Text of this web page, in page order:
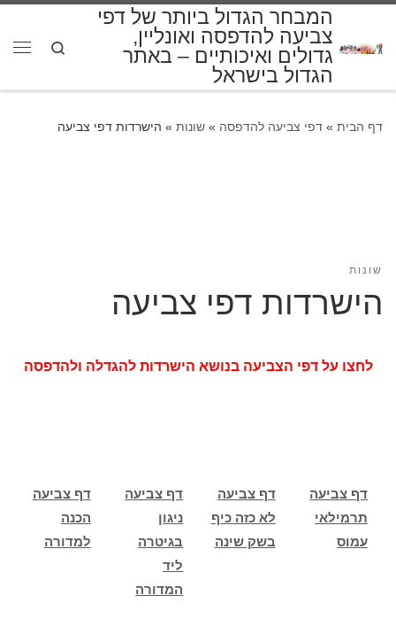
המבחר הגדול ביותר של דפי
צביעה להדפסה ואונליין,
גדולים ואיכותיים – באתר
הגדול בישראל
Search
דף הבית » דפי צביעה להדפסה » שונות » הישרדות דפי צביעה
שונות
הישרדות דפי צביעה
לחצו על דפי הצביעה בנושא הישרדות להגדלה ולהדפסה
דף צביעה
הכנה
למדורה
דף צביעה
ניגון
בגיטרה
ליד
המדורה
דף צביעה
לא כזה כיף
בשק שינה
דף צביעה
תרמילאי
עמוס